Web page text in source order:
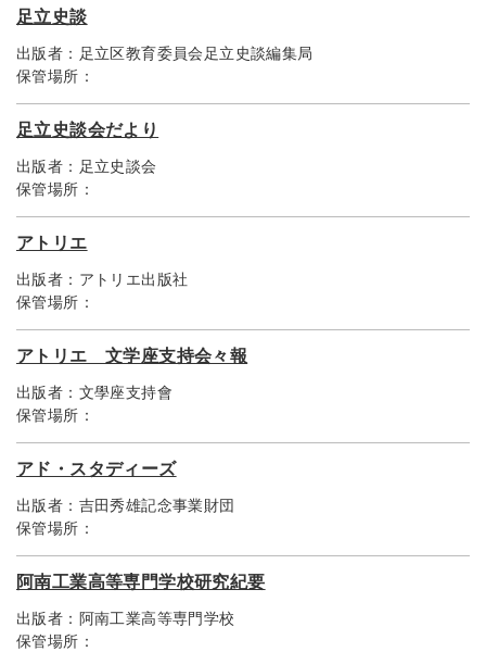
足立史談
出版者： 足立区教育委員会足立史談編集局
保管場所：
足立史談会だより
出版者： 足立史談会
保管場所：
アトリエ
出版者： アトリエ出版社
保管場所：
アトリエ 文学座支持会々報
出版者： 文學座支持會
保管場所：
アド・スタディーズ
出版者： 吉田秀雄記念事業財団
保管場所：
阿南工業高等専門学校研究紀要
出版者： 阿南工業高等専門学校
保管場所：